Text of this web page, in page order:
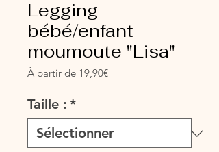
Legging
bébé/enfant
moumoute "Lisa"
À partir de 19,90€Prix
Taille : *